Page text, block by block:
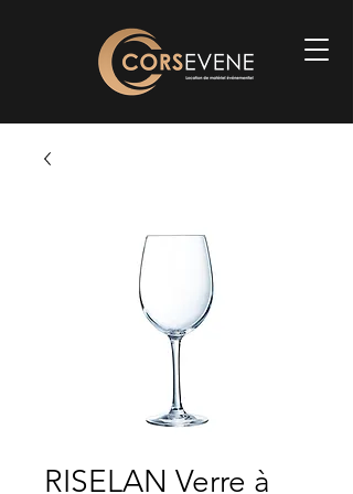
RISELAN Verre à